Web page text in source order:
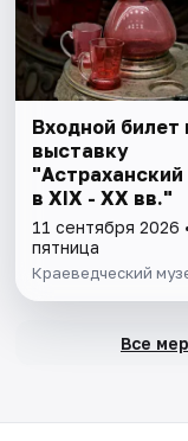
Входной билет
выставку
"Астраханский
в XIX - XX вв."
11 сентября 2026 •
пятница
Краеведческий
Все